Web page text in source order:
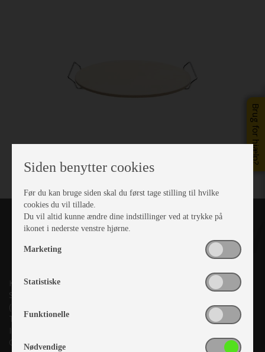
Brug for hjælp?
Kronjyllands Camping Center A/S
Suderholmen 10, 8960 Randers SØ
(Lige ud til Grenåvej)
Tlf. +45 87 10 98 70
Info@as-kcc.dk
CVR: 33 38 77 33
Siden benytter cookies
Før du kan bruge siden skal du først tage stilling til hvilke
cookies du vil tillade.
Du vil altid kunne ændre dine indstillinger ved at trykke på
ikonet i nederste venstre hjørne.
Marketing
Statistiske
Funktionelle
Nødvendige